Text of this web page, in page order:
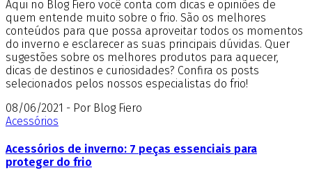
Aqui no Blog Fiero você conta com dicas e opiniões de
quem entende muito sobre o frio. São os melhores
conteúdos para que possa aproveitar todos os momentos
do inverno e esclarecer as suas principais dúvidas. Quer
sugestões sobre os melhores produtos para aquecer,
dicas de destinos e curiosidades? Confira os posts
selecionados pelos nossos especialistas do frio!
08/06/2021 - Por Blog Fiero
Acessórios
Acessórios de inverno: 7 peças essenciais para
proteger do frio